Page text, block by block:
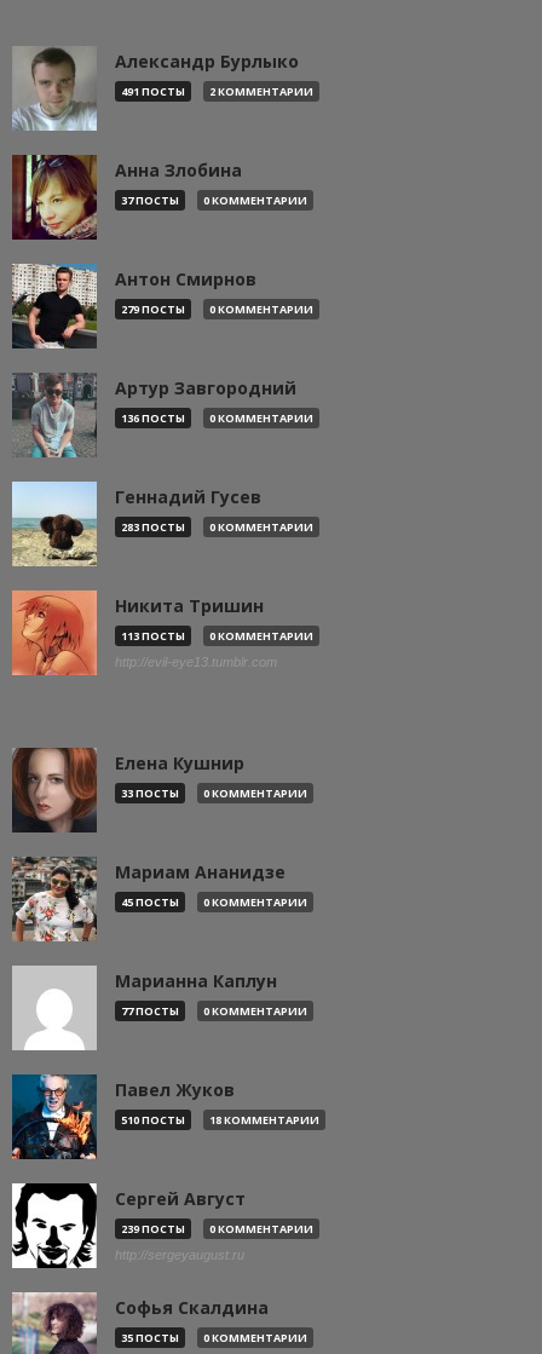
Александр Бурлыко
491 ПОСТЫ 2 КОММЕНТАРИИ
Анна Злобина
37 ПОСТЫ 0 КОММЕНТАРИИ
Антон Смирнов
279 ПОСТЫ 0 КОММЕНТАРИИ
Артур Завгородний
136 ПОСТЫ 0 КОММЕНТАРИИ
Геннадий Гусев
283 ПОСТЫ 0 КОММЕНТАРИИ
Никита Тришин
113 ПОСТЫ 0 КОММЕНТАРИИ
http://evil-eye13.tumblr.com
Елена Кушнир
33 ПОСТЫ 0 КОММЕНТАРИИ
Мариам Ананидзе
45 ПОСТЫ 0 КОММЕНТАРИИ
Марианна Каплун
77 ПОСТЫ 0 КОММЕНТАРИИ
Павел Жуков
510 ПОСТЫ 18 КОММЕНТАРИИ
Сергей Август
239 ПОСТЫ 0 КОММЕНТАРИИ
http://sergeyaugust.ru
Софья Скалдина
35 ПОСТЫ 0 КОММЕНТАРИИ